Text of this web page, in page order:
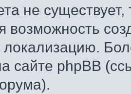
не
возможность
локализацию.
сайте phpBB